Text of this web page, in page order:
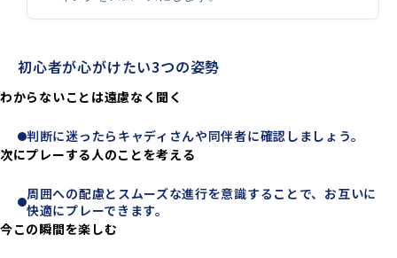
初心者が心がけたい3つの姿勢
わからないことは遠慮なく聞く
判断に迷ったらキャディさんや同伴者に確認しましょう。
次にプレーする人のことを考える
周囲への配慮とスムーズな進行を意識することで、お互いに
快適にプレーできます。
今この瞬間を楽しむ